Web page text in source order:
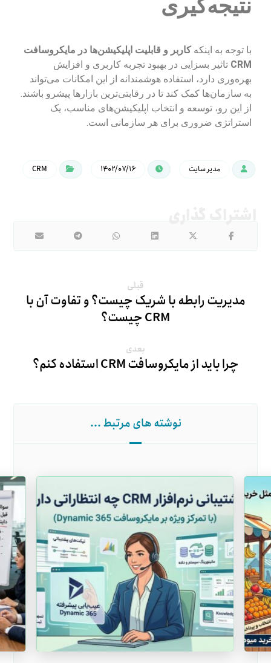
نتیجه‌گیری
با توجه به اینکهکاربر و قابلیت اپلیکیشن‌ها در مایکروسافت
CRM تاثیر بسزایی در بهبود تجربه کاربری و افزایش
بهره‌وری دارد، استفاده هوشمندانه از این امکانات می‌تواند
به سازمان‌ها کمک کند تا در رقابتی‌ترین بازارها پیشرو باشند.
از این رو، توسعه و انتخاب اپلیکیشن‌های مناسب، یک
استراتژی ضروری برای هر سازمانی است.
مدیر سایت ۱۴۰۲/۰۷/۱۶ CRM
قبلی
مدیریت رابطه با شریک چیست؟ و تفاوت آن با
CRM چیست؟
بعدی
چرا باید از مایکروسافت CRM استفاده کنم؟
نوشته های مرتبط ...